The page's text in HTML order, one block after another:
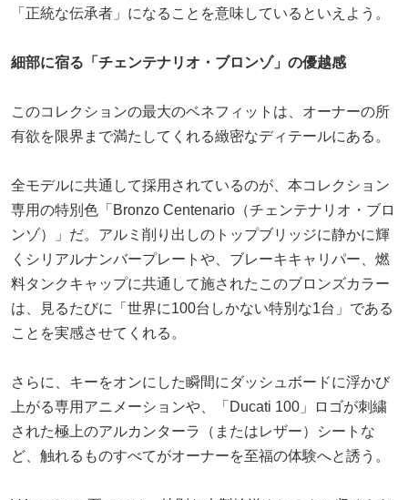
「正統な伝承者」になることを意味しているといえよう。
細部に宿る「チェンテナリオ・ブロンゾ」の優越感
このコレクションの最大のベネフィットは、オーナーの所
有欲を限界まで満たしてくれる緻密なディテールにある。
全モデルに共通して採用されているのが、本コレクション
専用の特別色「Bronzo Centenario（チェンテナリオ・ブロ
ンゾ）」だ。アルミ削り出しのトップブリッジに静かに輝
くシリアルナンバープレートや、ブレーキキャリパー、燃
料タンクキャップに共通して施されたこのブロンズカラー
は、見るたびに「世界に100台しかない特別な1台」である
ことを実感させてくれる。
さらに、キーをオンにした瞬間にダッシュボードに浮かび
上がる専用アニメーションや、「Ducati 100」ロゴが刺繍
された極上のアルカンターラ（またはレザー）シートな
ど、触れるものすべてがオーナーを至福の体験へと誘う。